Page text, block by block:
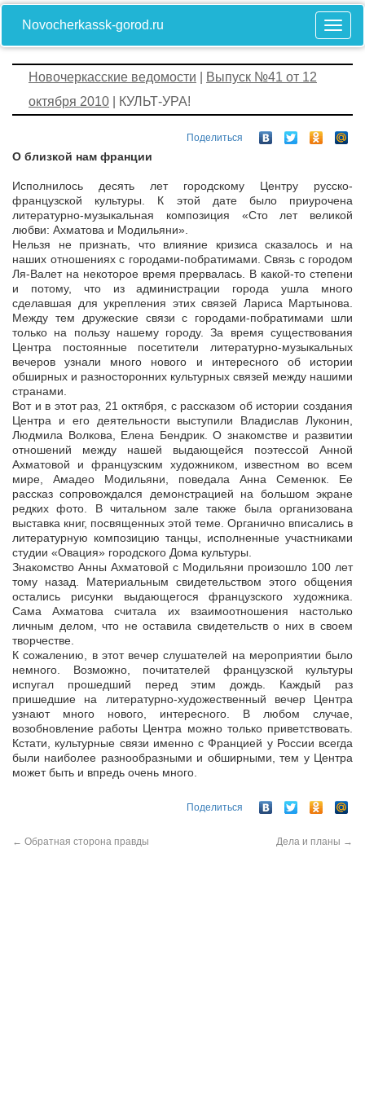
Novocherkassk-gorod.ru
Новочеркасские ведомости
Выпуск №41 от 12
октября 2010 | КУЛЬТ-УРА!
Поделиться
О близкой нам франции
Исполнилось десять лет городскому Центру русско-
французской культуры. К этой дате было приурочена
литературно-музыкальная композиция «Сто лет великой
любви: Ахматова и Модильяни».
Нельзя не признать, что влияние кризиса сказалось и на
наших отношениях с городами-побратимами. Связь с городом
Ля-Валет на некоторое время прервалась. В какой-то степени
и потому, что из администрации города ушла много
сделавшая для укрепления этих связей Лариса Мартынова.
Между тем дружеские связи с городами-побратимами шли
только на пользу нашему городу. За время существования
Центра постоянные посетители литературно-музыкальных
вечеров узнали много нового и интересного об истории
обширных и разносторонних культурных связей между нашими
странами.
Вот и в этот раз, 21 октября, с рассказом об истории создания
Центра и его деятельности выступили Владислав Луконин,
Людмила Волкова, Елена Бендрик. О знакомстве и развитии
отношений между нашей выдающейся поэтессой Анной
Ахматовой и французским художником, известном во всем
мире, Амадео Модильяни, поведала Анна Семенюк. Ее
рассказ сопровождался демонстрацией на большом экране
редких фото. В читальном зале также была организована
выставка книг, посвященных этой теме. Органично вписались в
литературную композицию танцы, исполненные участниками
студии «Овация» городского Дома культуры.
Знакомство Анны Ахматовой с Модильяни произошло 100 лет
тому назад. Материальным свидетельством этого общения
остались рисунки выдающегося французского художника.
Сама Ахматова считала их взаимоотношения настолько
личным делом, что не оставила свидетельств о них в своем
творчестве.
К сожалению, в этот вечер слушателей на мероприятии было
немного. Возможно, почитателей французской культуры
испугал прошедший перед этим дождь. Каждый раз
пришедшие на литературно-художественный вечер Центра
узнают много нового, интересного. В любом случае,
возобновление работы Центра можно только приветствовать.
Кстати, культурные связи именно с Францией у России всегда
были наиболее разнообразными и обширными, тем у Центра
может быть и впредь очень много.
Поделиться
← Обратная сторона правды Дела и планы →